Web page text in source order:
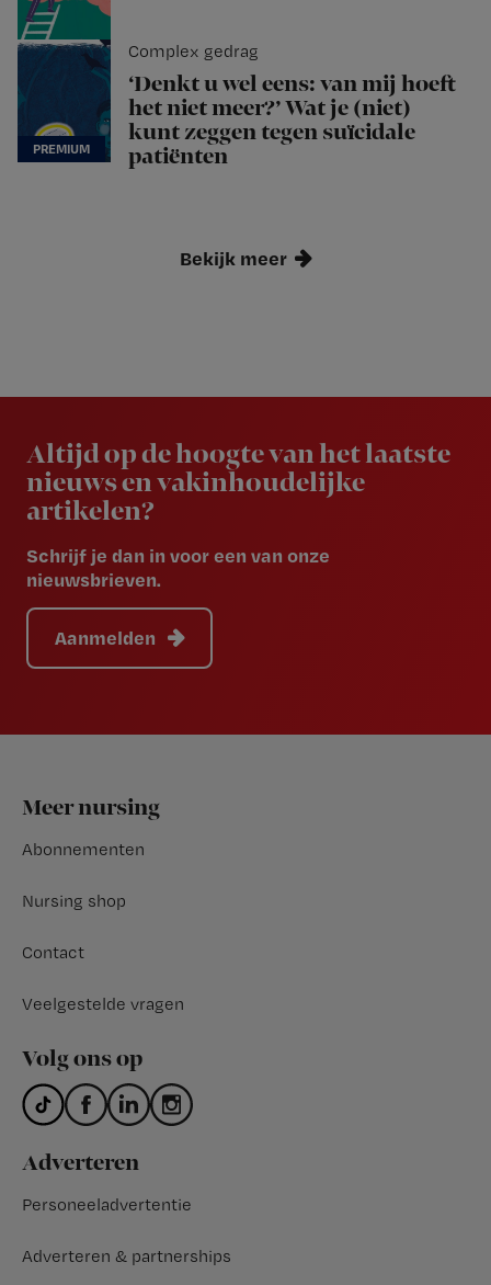
Complex gedrag
‘Denkt u wel eens: van mij hoeft
het niet meer?’ Wat je (niet)
kunt zeggen tegen suïcidale
patiënten
Bekijk meer
Altijd op de hoogte van het laatste
nieuws en vakinhoudelijke
artikelen?
Schrijf je dan in voor een van onze
nieuwsbrieven.
Aanmelden
Footer
Meer nursing
Abonnementen
Nursing shop
Contact
Veelgestelde vragen
Volg ons op
Adverteren
Personeeladvertentie
Adverteren & partnerships